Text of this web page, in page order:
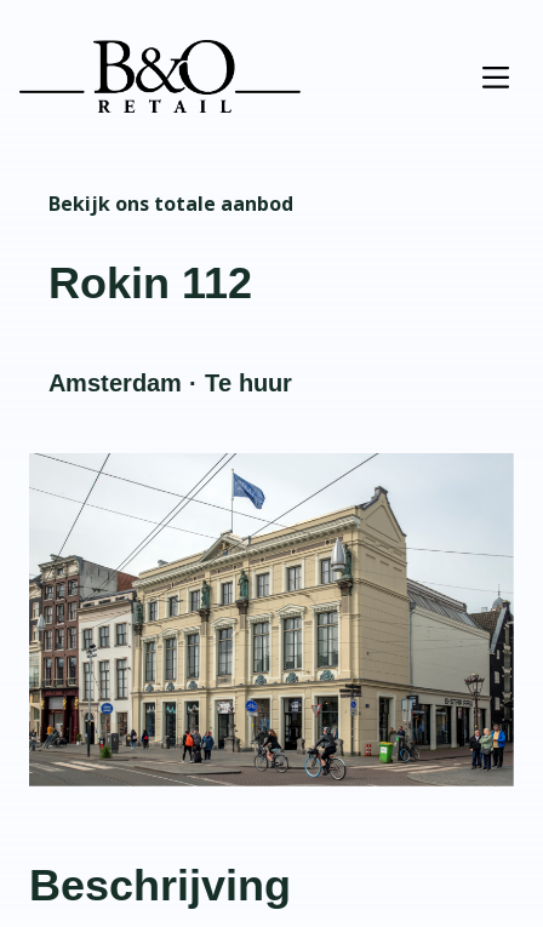
Bekijk ons totale aanbod
Rokin 112
Amsterdam · Te huur
Beschrijving